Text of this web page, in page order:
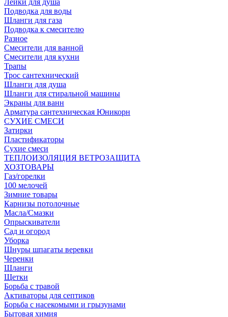
Лейки для душа
Подводка для воды
Шланги для газа
Подводка к смесителю
Разное
Смесители для ванной
Смесители для кухни
Трапы
Трос сантехнический
Шланги для душа
Шланги для стиральной машины
Экраны для ванн
Арматура сантехническая Юникорн
СУХИЕ СМЕСИ
Затирки
Пластификаторы
Сухие смеси
ТЕПЛОИЗОЛЯЦИЯ ВЕТРОЗАЩИТА
ХОЗТОВАРЫ
Газ/горелки
100 мелочей
Зимние товары
Карнизы потолочные
Масла/Смазки
Опрыскиватели
Сад и огород
Уборка
Шнуры шпагаты веревки
Черенки
Шланги
Щетки
Борьба с травой
Активаторы для септиков
Борьба с насекомыми и грызунами
Бытовая химия